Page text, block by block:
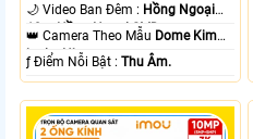
🌙 Video Ban Đêm : Hồng Ngoại
10m Hồng Ngoại SMD.
👑 Camera Theo Mẫu Dome Kim
loại + Nhựa.
️ƒ Điểm Nỗi Bật :Thu Âm.